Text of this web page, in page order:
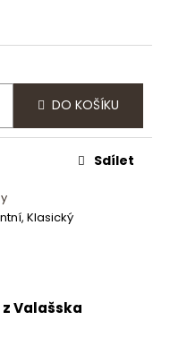
DO KOŠÍKU
Klasický
Sdílet
Valašska